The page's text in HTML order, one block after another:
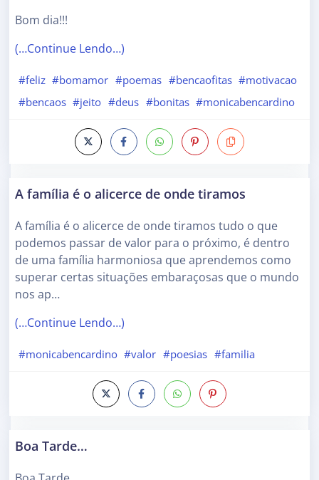
Bom dia!!!
(…Continue Lendo…)
#feliz #bomamor #poemas #bencaofitas #motivacao
#bencaos #jeito #deus #bonitas #monicabencardino
A família é o alicerce de onde tiramos
A família é o alicerce de onde tiramos tudo o que
podemos passar de valor para o próximo, é dentro
de uma família harmoniosa que aprendemos como
superar certas situações embaraçosas que o mundo
nos ap…
(…Continue Lendo…)
#monicabencardino #valor #poesias #familia
Boa Tarde…